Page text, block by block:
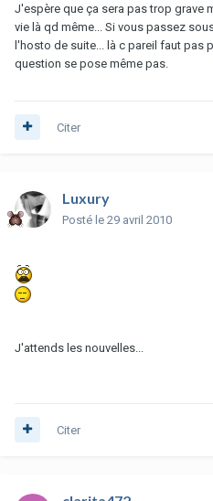
J'espère que ça sera pas trop grave
vie là qd même... Si vous passez
l'hosto de suite... là c pareil faut pas
question se pose même pas.
Citer
Luxury
Posté le 29 avril 2010
J'attends les nouvelles...
Citer